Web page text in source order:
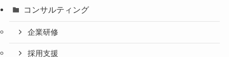
コンサルティング
企業研修
採用支援